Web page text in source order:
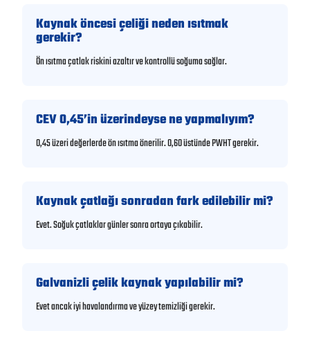
Kaynak öncesi çeliği neden ısıtmak
gerekir?
Ön ısıtma çatlak riskini azaltır ve kontrollü soğuma sağlar.
CEV 0,45’in üzerindeyse ne yapmalıyım?
0,45 üzeri değerlerde ön ısıtma önerilir. 0,60 üstünde PWHT gerekir.
Kaynak çatlağı sonradan fark edilebilir mi?
Evet. Soğuk çatlaklar günler sonra ortaya çıkabilir.
Galvanizli çelik kaynak yapılabilir mi?
Evet ancak iyi havalandırma ve yüzey temizliği gerekir.